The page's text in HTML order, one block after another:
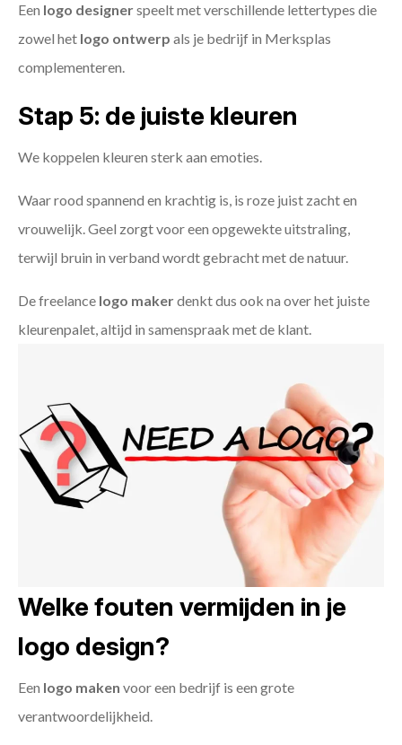
Een logo designerspeelt met verschillende lettertypes die
zowel het logo ontwerp als je bedrijf in Merksplas
complementeren.
Stap 5: de juiste kleuren
We koppelen kleuren sterk aan emoties.
Waar rood spannend en krachtig is, is roze juist zacht en
vrouwelijk. Geel zorgt voor een opgewekte uitstraling,
terwijl bruin in verband wordt gebracht met de natuur.
De freelance logo makerdenkt dus ook na over het juiste
kleurenpalet, altijd in samenspraak met de klant.
Welke fouten vermijden in je
logo design?
Een logo maken voor een bedrijf is een grote
verantwoordelijkheid.